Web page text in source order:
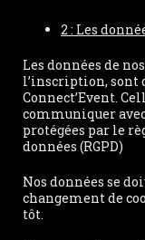
2 : Les
Les données de
l’inscription, sont
Connect’Event.
communiquer
protégées par le
données (RGPD)
Nos données se
changement de
tôt.